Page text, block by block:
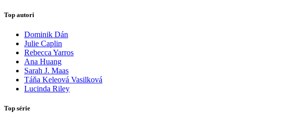
Top autori
Dominik Dán
Julie Caplin
Rebecca Yarros
Ana Huang
Sarah J. Maas
Táňa Keleová Vasilková
Lucinda Riley
Top série